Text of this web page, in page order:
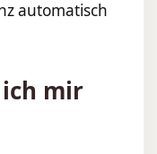
automatisch
mir